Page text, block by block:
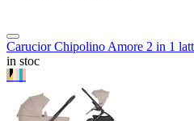
Carucior Chipolino Amore 2 in 1
in stoc